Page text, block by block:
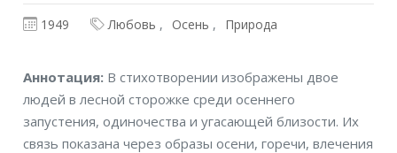
1949 Любовь Осень Природа
Аннотация
Аннотация: В стихотворении изображены двое
людей в лесной сторожке среди осеннего
запустения, одиночества и угасающей близости. Их
связь показана через образы осени, горечи, влечения